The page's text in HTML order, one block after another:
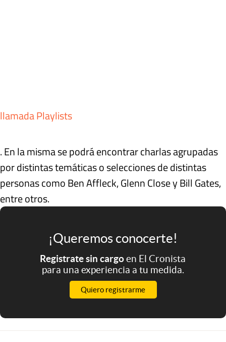
llamada Playlists
. En la misma se podrá encontrar charlas agrupadas
por distintas temáticas o selecciones de distintas
personas como Ben Affleck, Glenn Close y Bill Gates,
entre otros.
¡Queremos conocerte!
Registrate sin cargoen El Cronista
para una experiencia a tu medida.
Quiero registrarme